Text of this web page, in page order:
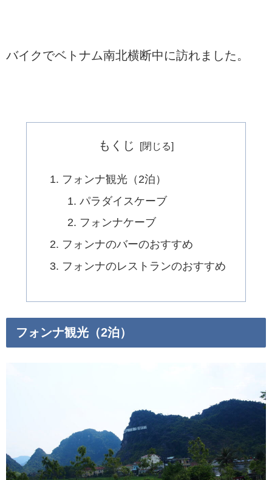
バイクでベトナム南北横断中に訪れました。
もくじ
フォンナ観光（2泊）
パラダイスケーブ
フォンナケーブ
フォンナのバーのおすすめ
フォンナのレストランのおすすめ
フォンナ観光（2泊）